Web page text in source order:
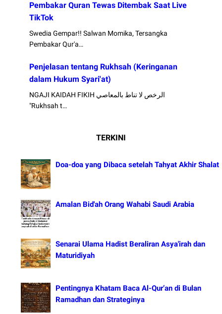
Pembakar Quran Tewas Ditembak Saat Live
TikTok
Swedia Gempar!! Salwan Momika, Tersangka
Pembakar Qur'a…
Penjelasan tentang Rukhsah (Keringanan
dalam Hukum Syari'at)
NGAJI KAIDAH FIKIH الرخص لا تناط بالمعاصي
"Rukhsah t…
TERKINI
Doa-doa yang Dibaca setelah Tahyat Akhir Shalat
Amalan Bid'ah Orang Wahabi Saudi Arabia
Senarai Ulama Hadist Beraliran Asya'irah dan
Maturidiyah
Pentingnya Khatam Baca Al-Qur’an di Bulan
Ramadhan dan Strateginya